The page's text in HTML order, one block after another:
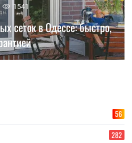
1541
сеток в Одессе: быстро,
56
282